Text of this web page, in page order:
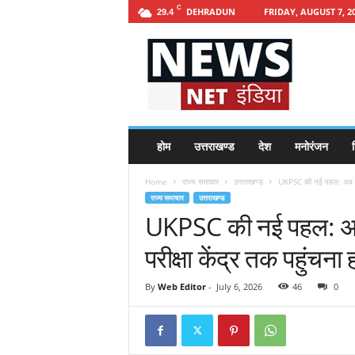
29.4 C DEHRADUN FRIDAY, AUGUST 7,
n
होम उत्तराखण्ड देश मनोरंजन
Home राज्य समाचार उत्तराखण्ड UKPSC की नई पहल: अब
राज्य समाचार उत्तराखण्ड
UKPSC की नई पहल:
परीक्षा केंद्र तक पहुंचना
By Web Editor- July 6, 2026 46 0